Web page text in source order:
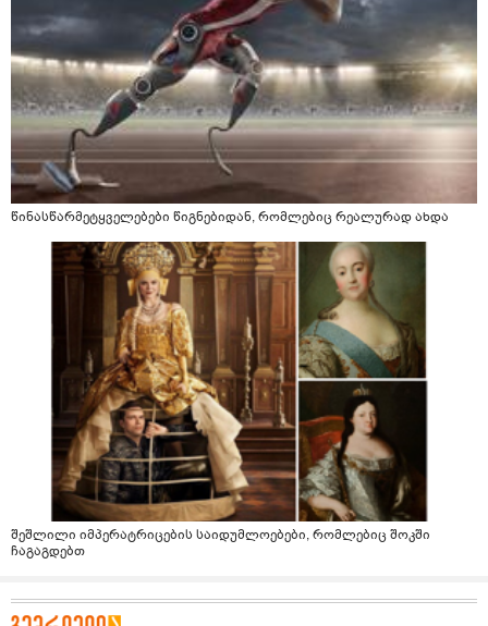
წინასწარმეტყველებები წიგნებიდან, რომლებიც რეალურად ახდა
შეშლილი იმპერატრიცების საიდუმლოებები, რომლებიც შოკში
ჩაგაგდებთ